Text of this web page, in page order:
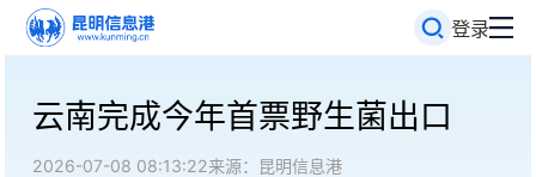
登录
云南完成今年首票野生菌出口
2026-07-08 08:13:22来源：昆明信息港